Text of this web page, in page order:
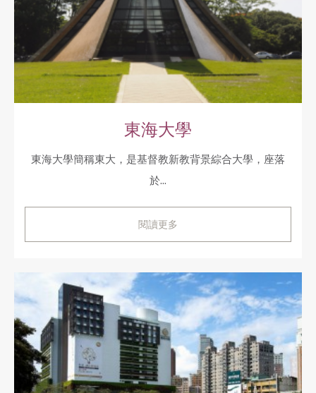
東海大學
東海大學簡稱東大，是基督教新教背景綜合大學，座落
於...
閱讀更多